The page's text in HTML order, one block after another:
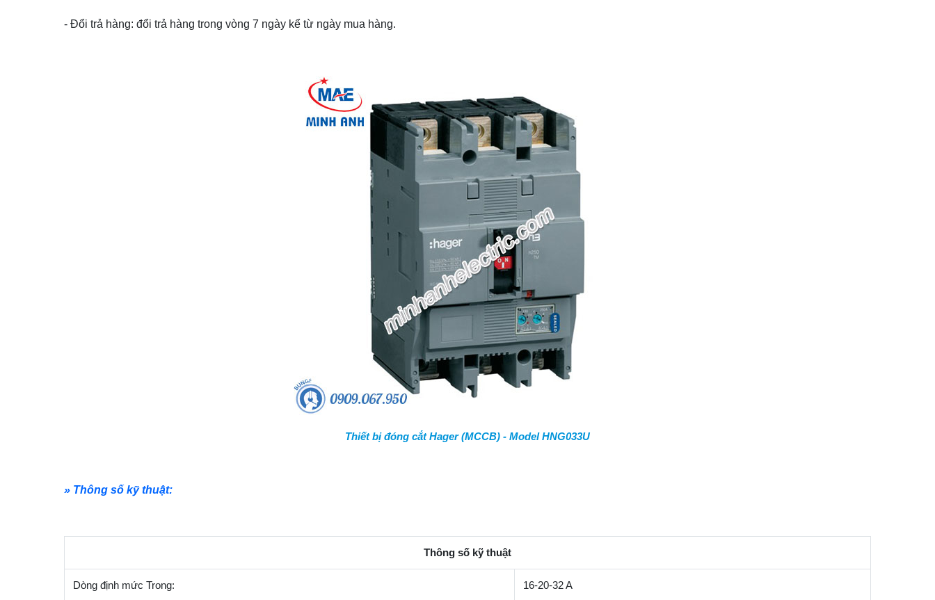
- Đổi trả hàng: đổi trả hàng trong vòng 7 ngày kể từ ngày mua hàng.
Thiết bị đóng cắt Hager (MCCB) - Model HNG033U
» Thông số kỹ thuật:
Thông số kỹ thuật
Dòng định mức Trong: 16-20-32A